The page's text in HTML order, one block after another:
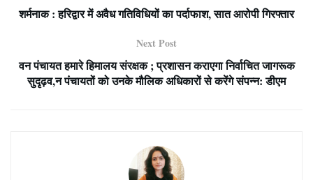
शर्मनाक : हरिद्वार में अवैध गतिविधियों का पर्दाफाश, सात आरोपी गिरफ्तार
Next Post
वन पंचायत हमारे हिमालय संरक्षक ; प्रशासन कराएगा निर्वाचित जागरूक
सुदृढ़व,न पंचायतों को उनके मौलिक अधिकारों से करेंगे संपन्न: डीएम